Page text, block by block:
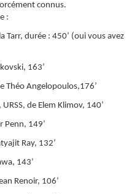
connus.
:
Tarr, durée : 450’ (oui vous avez
163’
Théo Angelopoulos,176’
de Elem Klimov, 140’
Penn, 149’
Ray, 132’
143’
Renoir, 106’